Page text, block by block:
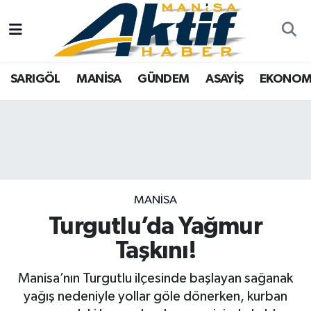
SARIGÖL MANİSA GÜNDEM ASAYİŞ
MANİSA
Turgutlu’da Yağmur
Taşkını!
Manisa’nın Turgutlu ilçesinde başlayan sağanak
yağış nedeniyle yollar göle dönerken, kurban
Yazarlar
SARIGÖL
SPOR
SİYASET
Türkiye
Eğitim
Manisa
Manisa Nöbetçi Eczaneler
Süper Lig Puan Durumu ve Fikstür
Tüm Manşetler
Son Dakika Haberleri
Haber Arşivi